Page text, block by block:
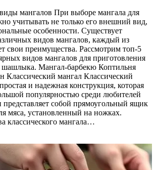
мангалов При выборе мангала для
учитывать не только его внешний вид,
особенности. Существует
видов мангалов, каждый из
свои преимущества. Рассмотрим топ-5
видов мангалов для приготовления
шашлыка. Мангал-барбекю Коптильня
Классический мангал Классический
и надежная конструкция, которая
популярностью среди любителей
собой прямоугольный ящик
мяса, установленный на ножках.
классического мангала…